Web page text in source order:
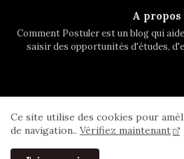
A propos
Comment Postuler est un blog qui
saisir des opportunités d'études,
All Right Reserved
Privacy
Ce site utilise des cookies pour
de navigation.. Vérifiez maintenant